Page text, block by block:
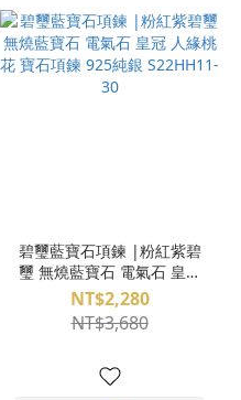
碧璽藍寶石項鍊 |粉紅紫碧
璽 無燒藍寶石 電氣石 皇冠
人緣桃花 寶石項鍊 925純銀
S22HH11-30
NT$2,280
NT$3,680